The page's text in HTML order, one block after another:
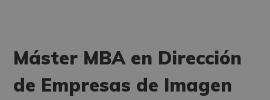
Máster MBA en Dirección
de Empresas de Imagen